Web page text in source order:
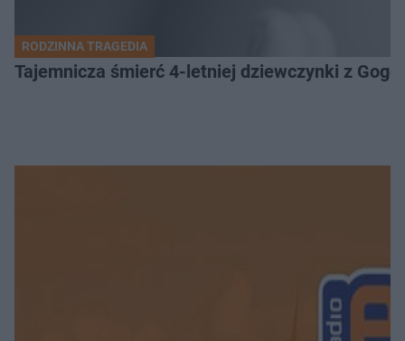
RODZINNA TRAGEDIA
Tajemnicza śmierć 4-letniej dziewczynki z